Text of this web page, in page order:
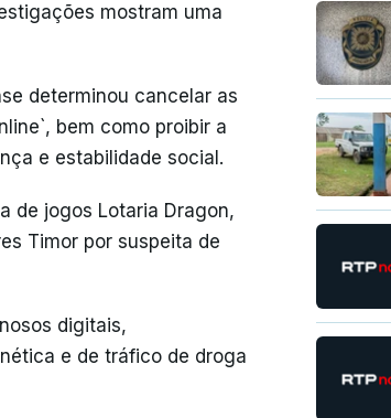
mostram uma
determinou cancelar as
bem como proibir a
e estabilidade social.
de jogos Lotaria Dragon,
Timor por suspeita de
digitais,
e de tráfico de droga